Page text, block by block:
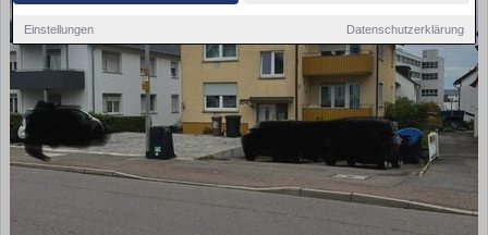
Einstellungen Datenschutzerklärung